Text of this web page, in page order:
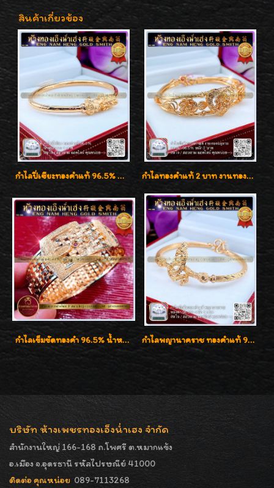
สินค้าเกี่ยวข้อง
กำไลปี่เซียะทองคำแท้ 96.5% น้ำหนัก 1 บาท เสริมโชคลาภ กำไลทองคำแท้ 2 บาท งานทองฉลุลาย ดีไซน์หรูหรา สวยคลาสสิค
กำไลเข็มขัดทองคำ 96.5% น้ำหนัก 3 บาท หรูหรา สวยมากๆค่ะ กำไลพญานาคราช ทองคำแท้ 96.5% น้ำหนัก 1 บาท เสริมสิริมงคล
บริษัท ห้างเพชรทองเอ็งน่ำเฮง จำกัด
สำนักงานใหญ่ 166-168 ถ.โพศรี ต.หมากแข้ง
อ.เมือง จ.อุดรธานี รหัสไปรษณีย์ 41000
ติดต่อ คุณหน่อย 089-7113268